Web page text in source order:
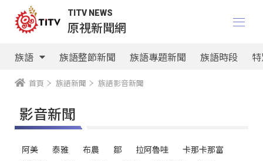
TITV NEWS
原視新聞網
族語 族語整節新聞 族語專題新聞 族語時段
首頁 族語新聞 族語影音新聞
影音新聞
族語選擇器 [影音新聞]
阿美 泰雅 布農 鄒 拉阿魯哇
卡那卡那富